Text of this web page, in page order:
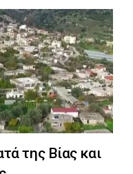
της Βίας και